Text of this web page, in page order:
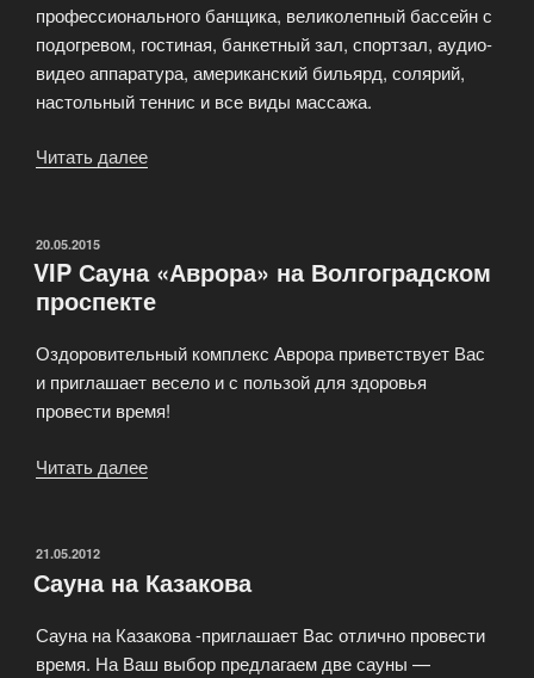
профессионального банщика, великолепный бассейн с
подогревом, гостиная, банкетный зал, спортзал, аудио-
видео аппаратура, американский бильярд, солярий,
настольный теннис и все виды массажа.
Читать далее
ОПУБЛИКОВАНО
20.05.2015
VIP Сауна «Аврора» на Волгоградском
проспекте
Оздоровительный комплекс Аврора приветствует Вас
и приглашает весело и с пользой для здоровья
провести время!
Читать далее
Волгоградском
ОПУБЛИКОВАНО
21.05.2012
Сауна на Казакова
Сауна на Казакова -приглашает Вас отлично провести
время. На Ваш выбор предлагаем две сауны —